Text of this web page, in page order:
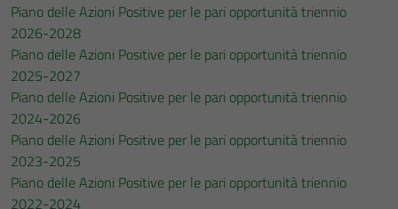
Piano delle Azioni Positive per le pari opportunità triennio
2026-2028
Piano delle Azioni Positive per le pari opportunità triennio
2025-2027
Piano delle Azioni Positive per le pari opportunità triennio
2024-2026
Piano delle Azioni Positive per le pari opportunità triennio
2023-2025
Piano delle Azioni Positive per le pari opportunità triennio
2022-2024